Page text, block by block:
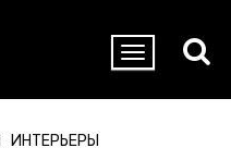
ИНТЕРЬЕРЫ